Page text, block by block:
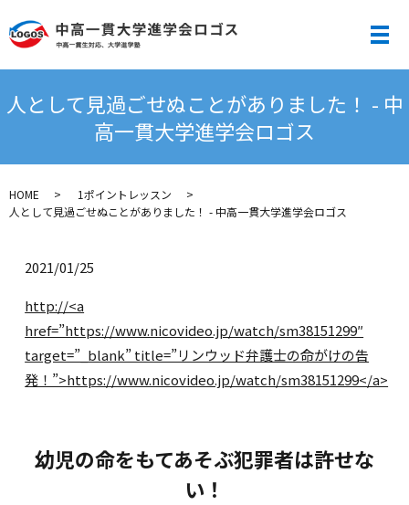
メ
人として見過ごせぬことがありました！ - 中
高一貫大学進学会ロゴス
HOME
1ポイントレッスン
人として見過ごせぬことがありました！ - 中高一貫大学進学会ロゴス
2021/01/25
http://<a
href=”https://www.nicovideo.jp/watch/sm38151299″
target=”_blank” title=”リンウッド弁護士の命がけの告
発！”>https://www.nicovideo.jp/watch/sm38151299</a>
幼児の命をもてあそぶ犯罪者は許せな
い！